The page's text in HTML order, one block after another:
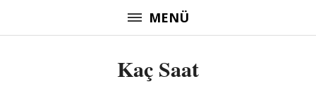
atla
MENÜ
Kaç Saat